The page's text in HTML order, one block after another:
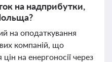
на надприбутки,
на оподаткування
компаній, що
на енергоносії через